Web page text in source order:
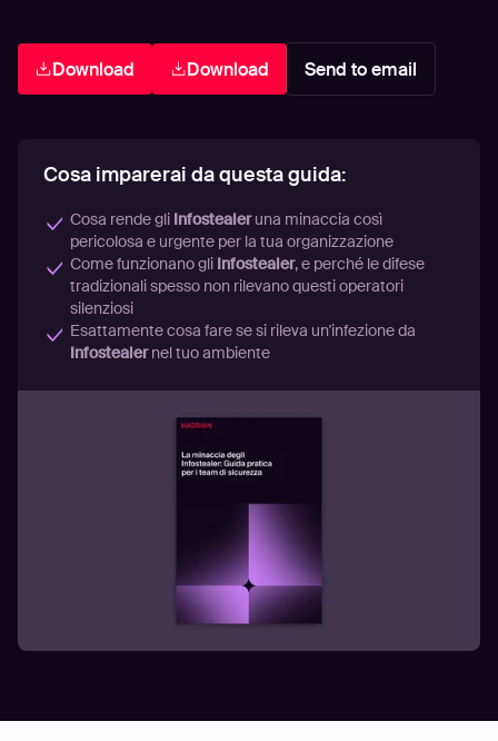
Download Download Send to email
Cosa imparerai da questa guida:
Cosa rende gli Infostealeruna minaccia così
pericolosa e urgente per la tua organizzazione
Come funzionano gli Infostealer, e perché le difese
tradizionali spesso non rilevano questi operatori
silenziosi
Esattamente cosa fare se si rileva un'infezione da
Infostealernel tuo ambiente